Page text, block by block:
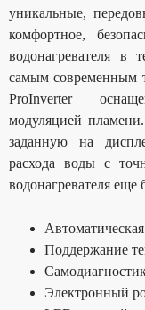
уникальные,
комфортное,
водонагревателя в
самым современным
ProInverter
модуляцией
заданную на
расхода воды с
водонагревателя
Поддержание
Электронный